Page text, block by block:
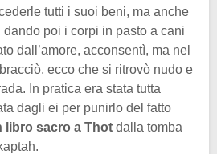
tutti i suoi beni, ma anche
poi i corpi in pasto a cani
dall’amore, acconsentì, ma nel
ecco che si ritrovò nudo e
In pratica era stata tutta
dagli ei per punirlo del fatto
libro sacro a Thot dalla tomba